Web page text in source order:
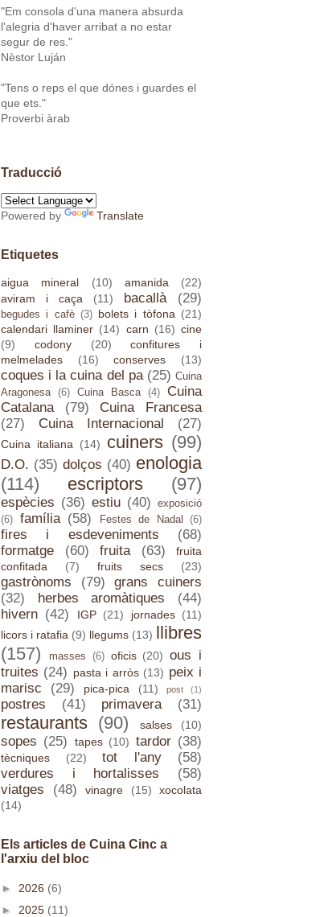
"Em consola d'una manera absurda
l'alegria d'haver arribat a no estar
segur de res."
Nèstor Luján
"Tens o reps el que dónes i guardes el
que ets."
Proverbi àrab
Traducció
Powered by Translate
Etiquetes
aigua mineral (10) amanida
(22)
aviram i caça
(11) bacallà (29)
begudes i cafè (3) bolets i tòfona (21)
calendari llaminer (14) carn (16) cine
(9)
codony (20)
confitures i
melmelades
(16) conserves (13)
coques i la cuina del pa (25) Cuina
Aragonesa
(6) Cuina Basca (4)
Cuina
Catalana
(79)
Cuina Francesa
(27)
Cuina Internacional (27)
Cuina italiana (14) cuiners (99)
D.O. (35) dolços (40) enologia
(114)
escriptors (97)
espècies (36) estiu (40)
exposició
(6)
família (58) Festes de Nadal (6)
fires i esdeveniments
(68)
formatge
(60) fruita (63)
fruita
confitada
(7) fruits secs (23)
gastrònoms (79)
grans cuiners
(32)
herbes aromàtiques
(44)
hivern (42) IGP (21) jornades (11)
licors i ratafia (9) llegums (13) llibres
(157)
masses (6) oficis (20) ous i
truites (24) pasta i arròs (13) peix i
marisc
(29) pica-pica (11) post (1)
postres (41) primavera (31)
restaurants (90) salses (10)
sopes (25) tapes (10) tardor (38)
tècniques (22) tot l'any
(58)
verdures i hortalisses
(58)
viatges
(48) vinagre (15)
xocolata
(14)
Els articles de Cuina Cinc a
l'arxiu del bloc
► 2026 (6)
► 2025 (11)